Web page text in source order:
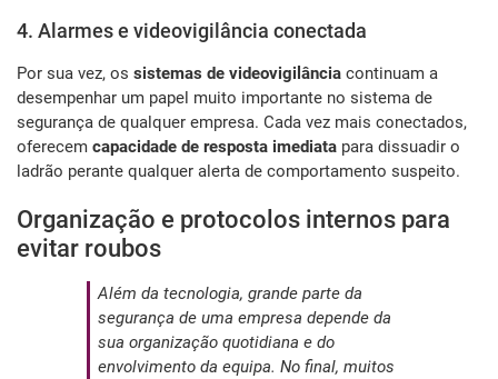
4. Alarmes e videovigilância conectada
Por sua vez, os sistemas de videovigilância continuam a
desempenhar um papel muito importante no sistema de
segurança de qualquer empresa. Cada vez mais conectados,
oferecem capacidade de resposta imediata para dissuadir o
ladrão perante qualquer alerta de comportamento suspeito.
Organização e protocolos internos para
evitar roubos
Além da tecnologia, grande parte da
segurança de uma empresa depende da
sua organização quotidiana e do
envolvimento da equipa. No final, muitos